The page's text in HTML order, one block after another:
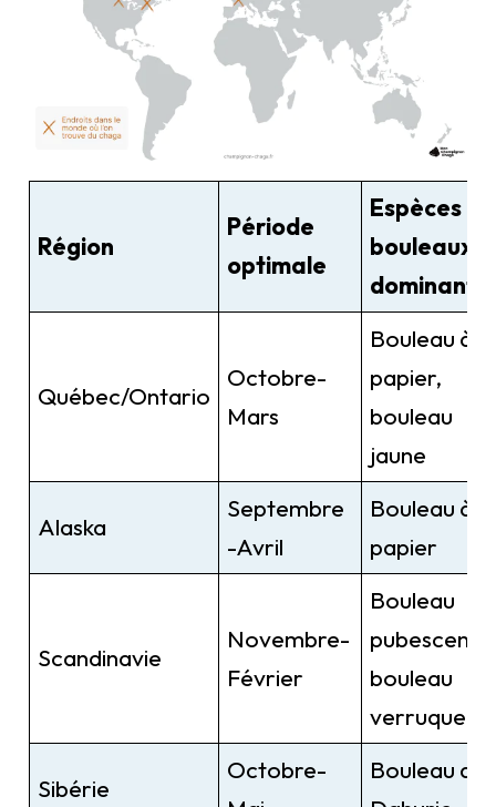
Région
Période
optimale
Espèces de
bouleaux
Québec/Ontario
Octobre-
Mars
Bouleau à
papier,
bouleau
jaune
Alaska
Septembre
-Avril
Bouleau à
papier
Scandinavie
Novembre-
Février
Bouleau
pubescent,
bouleau
verruqueux
Sibérie
Octobre-
Bouleau de